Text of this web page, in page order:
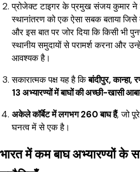
प्रोजेक्ट टाइगर के प्रमुख संजय कुमार
स्थानांतरण को एक ऐसा सबक बताया जिसे
और इस बात पर जोर दिया कि किसी भी
स्थानीय समुदायों से परामर्श करना और
आवश्यक है।
सकारात्मक पक्ष यह है किबांदीपुर, कान्हा,
13 अभ्यारण्यों में बाघों की अच्छी-खासी
अकेले कॉर्बेट में लगभग 260 बाघ हैं, जो
घनत्व में से एक है।
भारत में कम बाघ अभ्यारण्यों के